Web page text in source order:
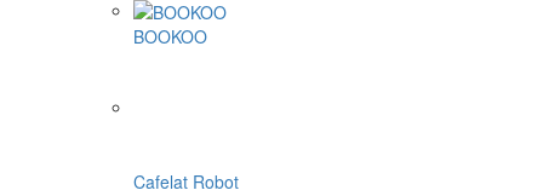
BOOKOO
Cafelat Robot